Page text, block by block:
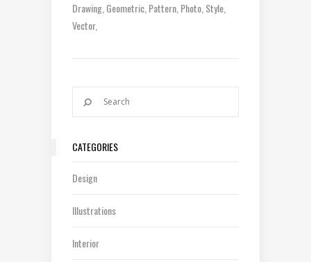
Drawing Geometric Pattern Photo Style
Vector
CATEGORIES
Design
Illustrations
Interior